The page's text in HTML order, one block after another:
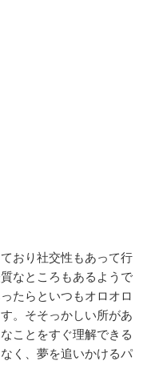
おり社交性もあって行
なところもあるようで
たらといつもオロオロ
。そそっかしい所があ
ことをすぐ理解できる
く、夢を追いかけるパ